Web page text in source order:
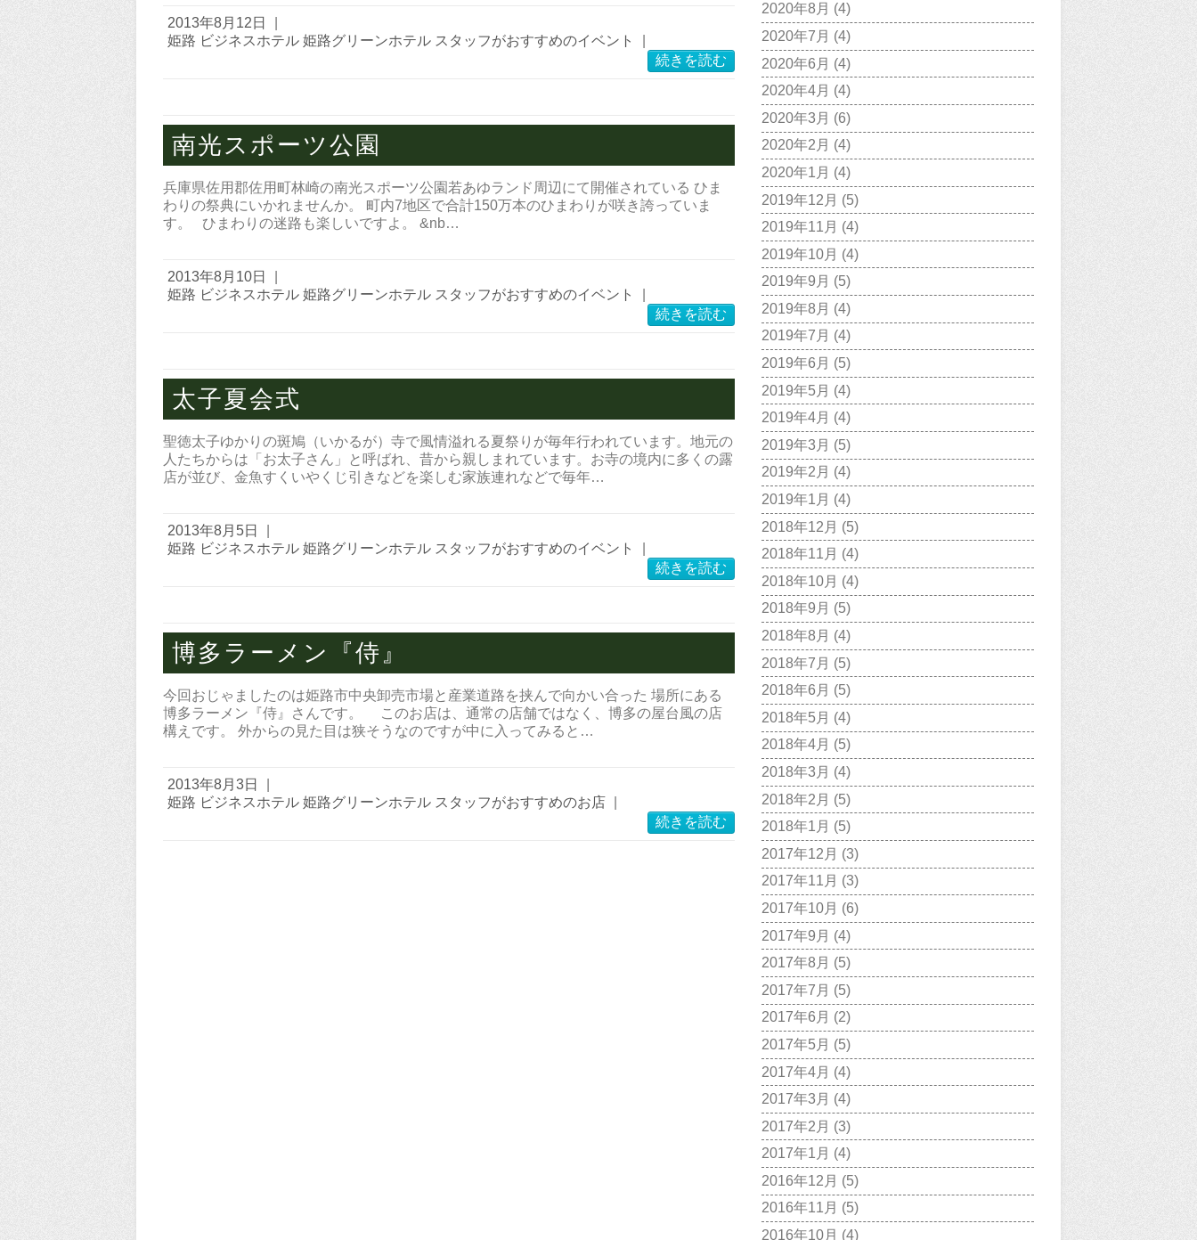
2013年8月12日
姫路 ビジネスホテル 姫路グリーンホテル スタッフがおすすめのイベント
続きを読む
南光スポーツ公園
兵庫県佐用郡佐用町林崎の南光スポーツ公園若あゆランド周辺にて開催されている ひま
わりの祭典にいかれませんか。 町内7地区で合計150万本のひまわりが咲き誇っていま
す。 ひまわりの迷路も楽しいですよ。 &nb…
2013年8月10日
姫路 ビジネスホテル 姫路グリーンホテル スタッフがおすすめのイベント
続きを読む
太子夏会式
聖徳太子ゆかりの斑鳩（いかるが）寺で風情溢れる夏祭りが毎年行われています。地元の
人たちからは「お太子さん」と呼ばれ、昔から親しまれています。お寺の境内に多くの露
店が並び、金魚すくいやくじ引きなどを楽しむ家族連れなどで毎年…
2013年8月5日
姫路 ビジネスホテル 姫路グリーンホテル スタッフがおすすめのイベント
続きを読む
博多ラーメン『侍』
今回おじゃましたのは姫路市中央卸売市場と産業道路を挟んで向かい合った 場所にある
博多ラーメン『侍』さんです。 このお店は、通常の店舗ではなく、博多の屋台風の店
構えです。 外からの見た目は狭そうなのですが中に入ってみると…
2013年8月3日
姫路 ビジネスホテル 姫路グリーンホテル スタッフがおすすめのお店
続きを読む
2020年8月 (4)
2020年7月 (4)
2020年6月 (4)
2020年4月 (4)
2020年3月 (6)
2020年2月 (4)
2020年1月 (4)
2019年12月 (5)
2019年11月 (4)
2019年10月 (4)
2019年9月 (5)
2019年8月 (4)
2019年7月 (4)
2019年6月 (5)
2019年5月 (4)
2019年4月 (4)
2019年3月 (5)
2019年2月 (4)
2019年1月 (4)
2018年12月 (5)
2018年11月 (4)
2018年10月 (4)
2018年9月 (5)
2018年8月 (4)
2018年7月 (5)
2018年6月 (5)
2018年5月 (4)
2018年4月 (5)
2018年3月 (4)
2018年2月 (5)
2018年1月 (5)
2017年12月 (3)
2017年11月 (3)
2017年10月 (6)
2017年9月 (4)
2017年8月 (5)
2017年7月 (5)
2017年6月 (2)
2017年5月 (5)
2017年4月 (4)
2017年3月 (4)
2017年2月 (3)
2017年1月 (4)
2016年12月 (5)
2016年11月 (5)
2016年10月 (4)